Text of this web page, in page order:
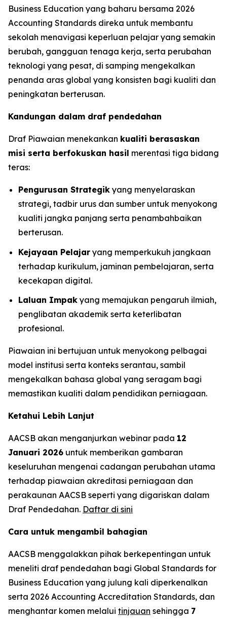
Business Education yang baharu bersama 2026
Accounting Standards direka untuk membantu
sekolah menavigasi keperluan pelajar yang semakin
berubah, gangguan tenaga kerja, serta perubahan
teknologi yang pesat, di samping mengekalkan
penanda aras global yang konsisten bagi kualiti dan
peningkatan berterusan.
Kandungan dalam draf pendedahan
Draf Piawaian menekankan kualiti berasaskan
misi serta berfokuskan hasil merentasi tiga bidang
teras:
Pengurusan Strategik yang menyelaraskan
strategi, tadbir urus dan sumber untuk menyokong
kualiti jangka panjang serta penambahbaikan
berterusan.
Kejayaan Pelajar yang memperkukuh jangkaan
terhadap kurikulum, jaminan pembelajaran, serta
kecekapan digital.
Laluan Impak yang memajukan pengaruh ilmiah,
penglibatan akademik serta keterlibatan
profesional.
Piawaian ini bertujuan untuk menyokong pelbagai
model institusi serta konteks serantau, sambil
mengekalkan bahasa global yang seragam bagi
memastikan kualiti dalam pendidikan perniagaan.
Ketahui Lebih Lanjut
AACSB akan menganjurkan webinar pada 12
Januari 2026 untuk memberikan gambaran
keseluruhan mengenai cadangan perubahan utama
terhadap piawaian akreditasi perniagaan dan
perakaunan AACSB seperti yang digariskan dalam
Draf Pendedahan. Daftar di sini
Cara untuk mengambil bahagian
AACSB menggalakkan pihak berkepentingan untuk
meneliti draf pendedahan bagi Global Standards for
Business Education yang julung kali diperkenalkan
serta 2026 Accounting Accreditation Standards, dan
menghantar komen melalui tinjauan sehingga 7